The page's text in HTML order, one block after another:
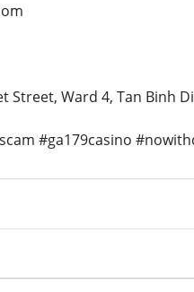
Street, Ward 4, Tan Binh
#ga179casino